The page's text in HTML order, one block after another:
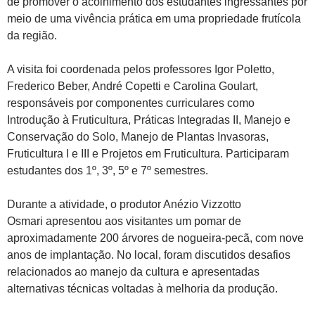
meio de uma vivência prática em uma propriedade frutícola
da região.
A visita foi coordenada pelos professores Igor Poletto,
Frederico Beber, André Copetti e Carolina Goulart,
responsáveis por componentes curriculares como
Introdução à Fruticultura, Práticas Integradas II, Manejo e
Conservação do Solo, Manejo de Plantas Invasoras,
Fruticultura I e III e Projetos em Fruticultura. Participaram
estudantes dos 1º, 3º, 5º e 7º semestres.
Durante a atividade, o produtor Anézio Vizzotto
Osmari apresentou aos visitantes um pomar de
aproximadamente 200 árvores de nogueira-pecã, com nove
anos de implantação. No local, foram discutidos desafios
relacionados ao manejo da cultura e apresentadas
alternativas técnicas voltadas à melhoria da produção.